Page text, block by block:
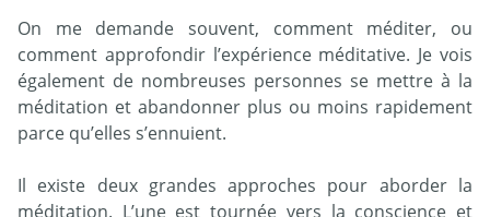
On me demande souvent, comment méditer, ou
comment approfondir l’expérience méditative. Je vois
également de nombreuses personnes se mettre à la
méditation et abandonner plus ou moins rapidement
parce qu’elles s’ennuient.
Il existe deux grandes approches pour aborder la
méditation. L’une est tournée vers la conscience et